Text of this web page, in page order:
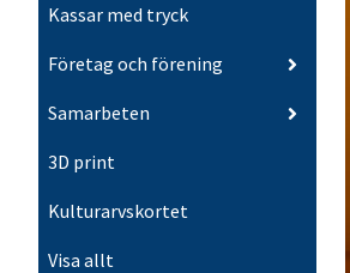
Kassar med tryck
Företag och förening
Samarbeten
3D print
Kulturarvskortet
Visa allt